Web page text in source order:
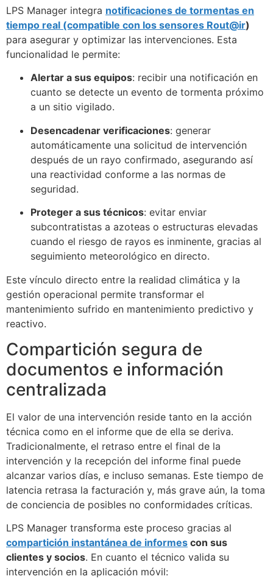
LPS Manager integra notificaciones de tormentas en
tiempo real (compatible con los sensores Rout@ir)
para asegurar y optimizar las intervenciones. Esta
funcionalidad le permite:
Alertar a sus equipos: recibir una notificación en
cuanto se detecte un evento de tormenta próximo
a un sitio vigilado.
Desencadenar verificaciones: generar
automáticamente una solicitud de intervención
después de un rayo confirmado, asegurando así
una reactividad conforme a las normas de
seguridad.
Proteger a sus técnicos: evitar enviar
subcontratistas a azoteas o estructuras elevadas
cuando el riesgo de rayos es inminente, gracias al
seguimiento meteorológico en directo.
Este vínculo directo entre la realidad climática y la
gestión operacional permite transformar el
mantenimiento sufrido en mantenimiento predictivo y
reactivo.
Compartición segura de
documentos e información
centralizada
El valor de una intervención reside tanto en la acción
técnica como en el informe que de ella se deriva.
Tradicionalmente, el retraso entre el final de la
intervención y la recepción del informe final puede
alcanzar varios días, e incluso semanas. Este tiempo de
latencia retrasa la facturación y, más grave aún, la toma
de conciencia de posibles no conformidades críticas.
LPS Manager transforma este proceso gracias al
compartición instantánea de informes con sus
clientes y socios. En cuanto el técnico valida su
intervención en la aplicación móvil: